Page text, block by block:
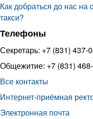
Как добраться до нас
такси?
Телефоны
Секретарь: +7 (831) 437-
Общежитие: +7 (831)
Все контакты
Интернет-приёмная
Электронная почта